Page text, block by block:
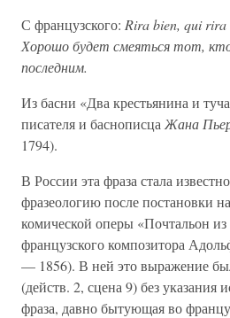
С французского: Rira bien, qui rira
Хорошо будет смеяться тот,
последним.
Из басни «Два крестьянина и
писателя и баснописца Жана
1794).
В России эта фраза стала
фразеологию после постановки
комической оперы «Почтальон
французского композитора
— 1856). В ней это выражение
(действ. 2, сцена 9) без указания
фраза, давно бытующая во